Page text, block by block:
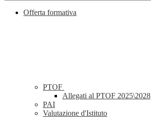
Offerta formativa
PTOF
Allegati al PTOF 2025\2028
PAI
Valutazione d'Istituto